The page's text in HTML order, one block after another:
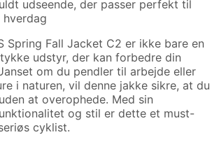
udseende, der passer perfekt til
Spring Fall Jacket C2 er ikke bare en
udstyr, der kan forbedre din
om du pendler til arbejde eller
i naturen, vil denne jakke sikre, at du
at overophede. Med sin
og stil er dette et must-
cyklist.